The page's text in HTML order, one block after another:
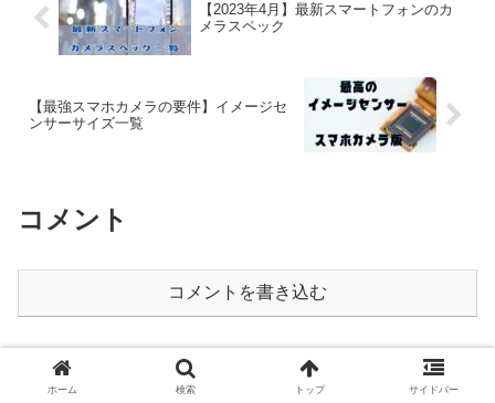
【2023年4月】最新スマートフォンのカ
メラスペック
【最強スマホカメラの要件】イメージセ
ンサーサイズ一覧
コメント
コメントを書き込む
ホーム
ホーム 検索 トップ サイドバー